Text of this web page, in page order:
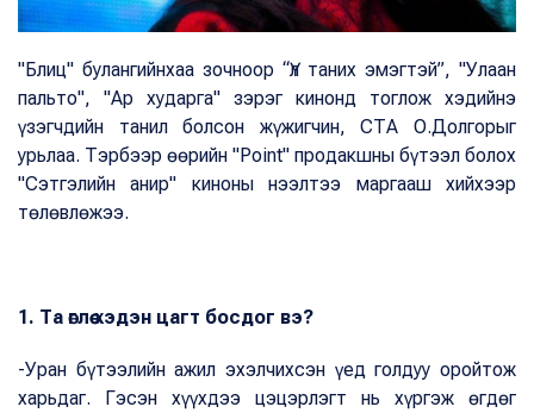
"Блиц" булангийнхаа зочноор “Үл таних эмэгтэй”, "Улаан
пальто", "Ар хударга" зэрэг кинонд тоглож хэдийнэ
үзэгчдийн танил болсон жүжигчин, СТА О.Долгорыг
урьлаа. Тэрбээр өөрийн "Point" продакшны бүтээл болох
"Сэтгэлийн анир" киноны нээлтээ маргааш хийхээр
төлөвлөжээ.
1. Та өглөө хэдэн цагт босдог вэ?
-Уран бүтээлийн ажил эхэлчихсэн үед голдуу оройтож
харьдаг. Гэсэн хүүхдээ цэцэрлэгт нь хүргэж өгдөг